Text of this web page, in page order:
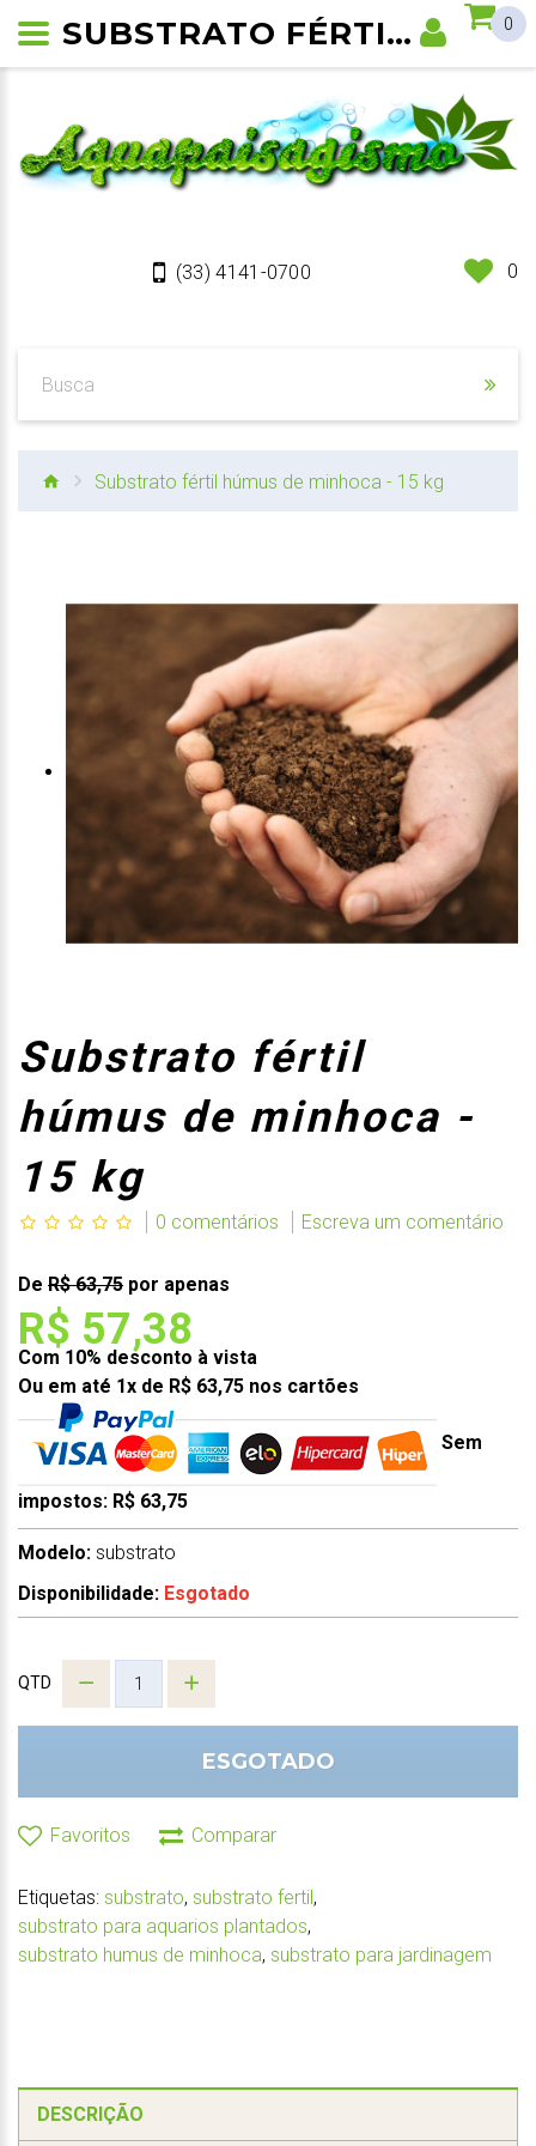
(33) 4141-0700 0
0
Substrato fértil húmus de minhoca - 15 kg
Substrato fértil
húmus de minhoca -
15 kg
0 comentários Escreva um comentário
De R$ 63,75 por apenas
R$ 57,38
Com 10% desconto à vista
Ou em até 1x de R$ 63,75 nos cartões
Sem
impostos: R$ 63,75
Modelo: substrato
Disponibilidade: Esgotado
QTD
ESGOTADO
Favoritos Comparar
Etiquetas: substrato, substrato fertil,
substrato para aquarios plantados,
substrato humus de minhoca, substrato para jardinagem
DESCRIÇÃO
SUBSTRATO FÉRTIL HÚMUS DE MINHOCA - 15 KG